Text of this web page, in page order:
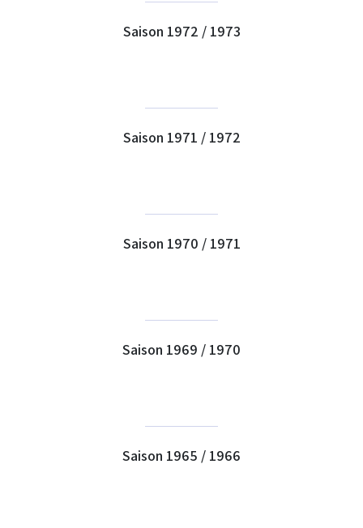
Saison 1972 / 1973
Saison 1971 / 1972
Saison 1970 / 1971
Saison 1969 / 1970
Saison 1965 / 1966